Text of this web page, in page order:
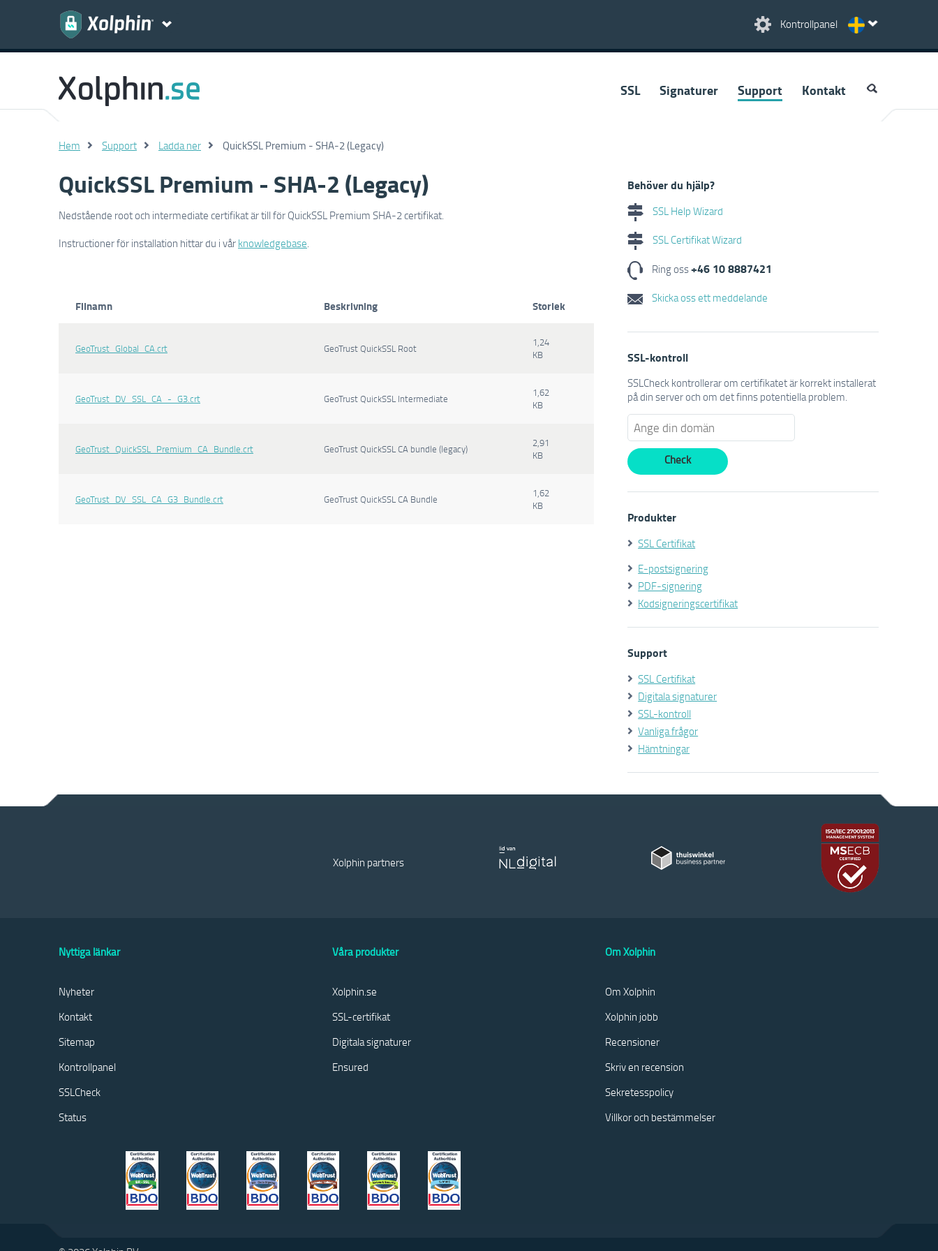
Kontrollpanel
SSL Signaturer Support Kontakt
Hem Support Ladda ner QuickSSL Premium - SHA-2 (Legacy)
QuickSSL Premium - SHA-2 (Legacy)
Nedstående root och intermediate certifikat är till för QuickSSL Premium SHA-2 certifikat.
Instructioner för installation hittar du i vår knowledgebase.
Filnamn Beskrivning Storlek
GeoTrust_Global_CA.crt GeoTrust QuickSSL Root
1,24
KB
GeoTrust_DV_SSL_CA_-_G3.crt GeoTrust QuickSSL Intermediate
1,62
KB
GeoTrust_QuickSSL_Premium_CA_Bundle.crt GeoTrust QuickSSL CA bundle (legacy)
2,91
KB
GeoTrust_DV_SSL_CA_G3_Bundle.crt GeoTrust QuickSSL CA Bundle
1,62
KB
Behöver du hjälp?
SSL Help Wizard
SSL Certifikat Wizard
Ring oss+46 10 8887421
Skicka oss ett meddelande
SSL-kontroll
SSLCheck kontrollerar om certifikatet är korrekt installerat
på din server och om det finns potentiella problem.
Produkter
SSL Certifikat
E-postsignering
PDF-signering
Kodsigneringscertifikat
Support
SSL Certifikat
Digitala signaturer
SSL-kontroll
Vanliga frågor
Hämtningar
Xolphin partners
Nyttiga länkar
Nyheter
Kontakt
Sitemap
Kontrollpanel
SSLCheck
Status
Våra produkter
Xolphin.se
SSL-certifikat
Digitala signaturer
Ensured
Om Xolphin
Om Xolphin
Xolphin jobb
Recensioner
Skriv en recension
Sekretesspolicy
Villkor och bestämmelser